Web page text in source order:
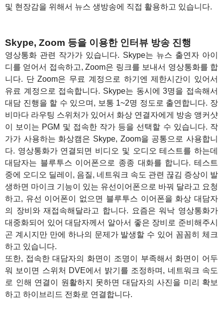
및 현장감을 위해서 뉴스 생방송에 직접 활용하고 있습니다.
Skype, Zoom 등을 이용한 인터뷰 방송 진행
영상통화 관련 작가가 있습니다. Skype는 뉴스 출연자 아이
디를 얻어서 접속하고, Zoom은 링크를 보내서 영상통화를 합
니다. 단 Zoom은 무료 계정으로 하기엔 제한시간이 있어서
유료 계정으로 접속합니다. Skype는 동시에 3명을 접속해서
대담 진행을 할 수 있으며, 보통 1~2명 정도로 출연합니다. 장
비마다 라우팅 스위처가 있어서 화상 연결자에게 방송 앵커샷
이 보이는 PGM 및 접속한 작가 등을 선택할 수 있습니다. 작
가가 사용하는 화상캠은 Skype, Zoom을 공통으로 사용합니
다. 영상통화가 연결되면 비디오 및 오디오 테스트를 하는데
대담자는 블루투스 이어폰으로 종종 대화를 합니다. 테스트
중에 오디오 딜레이, 음질, 네트워크 속도 관련 끊김 증상이 발
생하면 마이크 기능이 있는 유선이어폰으로 바꿔 달라고 요청
하고, 유선 이어폰이 없으면 블루투스 이어폰을 화상 대담자
의 장비와 재접속해달라고 합니다. 요즘은 워낙 영상통화가
대중화되어 있어 대담자께서 알아서 좋은 장비로 준비해주시
곤 계시지만 만에 하나의 문제가 발생할 수 있어 꼼꼼히 체크
하고 있습니다.
또한, 접속한 대담자의 화면이 조명이 부족해서 화면이 어두
워 보이면 스위처 DVE에서 밝기를 조정하며, 네트워크 속도
로 인해 연결이 원활하지 못하면 대담자의 사진을 미리 확보
하고 하이브리드 전화로 연결합니다.